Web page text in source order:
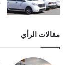
مقالات الرأي